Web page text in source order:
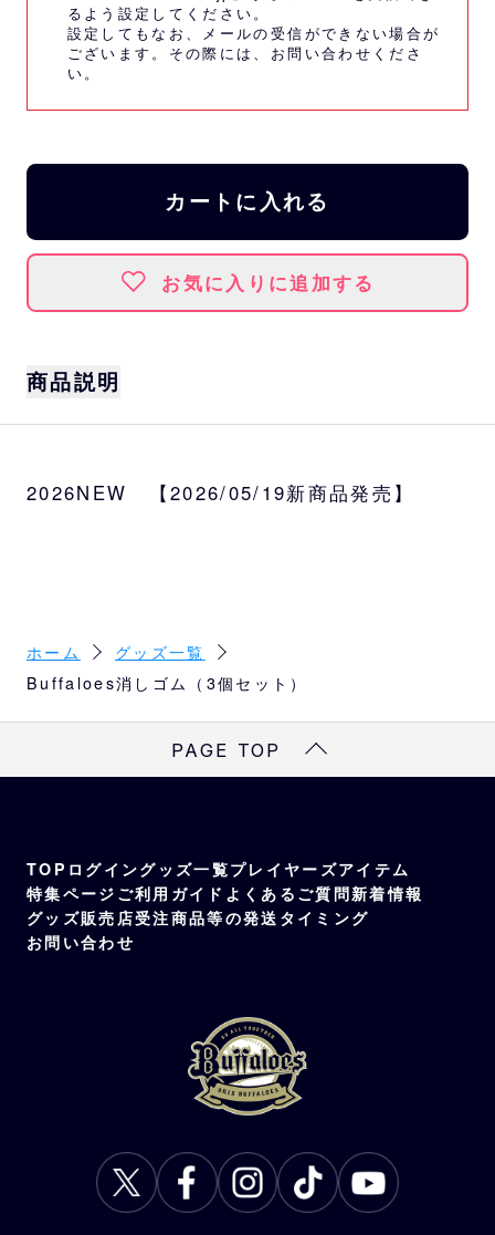
るよう設定してください。
設定してもなお、メールの受信ができない場合が
ございます。その際には、 お問い合わせくださ
い。
カートに入れる
お気に入りに追加する
商品説明
2026NEW 【2026/05/19新商品発売】
ホーム
グッズ一覧
Buffaloes消しゴム（3個セット）
PAGE TOP
TOP ログイングッズ一覧プレイヤーズアイテム
特集ページ ご利用ガイド よくあるご質問新着情報
グッズ販売店受注商品等の発送タイミング
お問い合わせ